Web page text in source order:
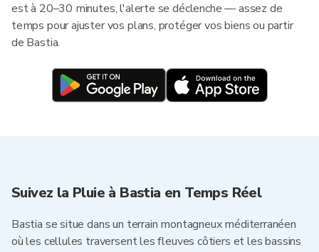
est à 20–30 minutes, l'alerte se déclenche — assez de
temps pour ajuster vos plans, protéger vos biens ou partir
de Bastia.
Suivez la Pluie à Bastia en Temps Réel
Bastia se situe dans un terrain montagneux méditerranéen
où les cellules traversent les fleuves côtiers et les bassins